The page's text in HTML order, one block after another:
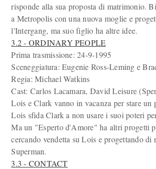
risponde alla sua proposta di matrimonio.
a Metropolis con una nuova moglie e
l'Intergang, ma suo figlio ha altre idee.
3.2 - ORDINARY PEOPLE
Prima trasmissione: 24-9-1995
Sceneggiatura: Eugenie Ross-Leming e
Regia: Michael Watkins
Cast: Carlos Lacamara, David Leisure
Lois e Clark vanno in vacanza per stare un
Lois sfida Clark a non usare i suoi poteri
Ma un "Esperto d'Amore" ha altri progetti
cercando vendetta su Lois e progettando di
Superman.
3.3 - CONTACT